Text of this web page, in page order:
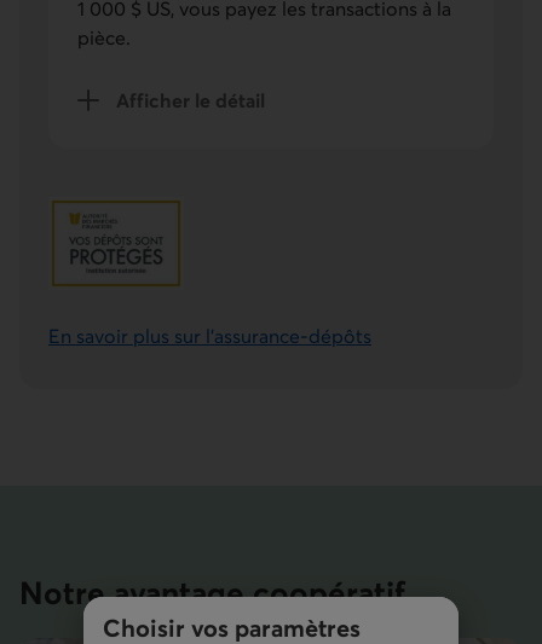
Choisir vos paramètres
1 000 $ US, vous payez les transactions à la
pièce.
Afficher le détail
En savoir plus sur l'assurance-dépôts
Notre avantage coopératif